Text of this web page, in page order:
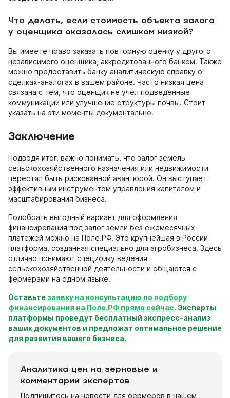
Что делать, если стоимость объекта залога
у оценщика оказалась слишком низкой?
Вы имеете право заказать повторную оценку у другого
независимого оценщика, аккредитованного банком. Также
можно предоставить банку аналитическую справку о
сделках-аналогах в вашем районе. Часто низкая цена
связана с тем, что оценщик не учел подведенные
коммуникации или улучшение структуры почвы. Стоит
указать на эти моменты документально.
Заключение
Подводя итог, важно понимать, что залог земель
сельскохозяйственного назначения или недвижимости
перестал быть рискованной авантюрой. Он выступает
эффективным инструментом управления капиталом и
масштабирования бизнеса.
Подобрать выгодный вариант для оформления
финансирования под залог земли без ежемесячных
платежей можно на Поле.РФ. Это крупнейшая в России
платформа, созданная специально для агробизнеса. Здесь
отлично понимают специфику ведения
сельскохозяйственной деятельности и общаются с
фермерами на одном языке.
Оставьте заявку на консультацию по подбору
финансирования на Поле.РФ прямо сейчас. Эксперты
платформы проведут бесплатный экспресс-анализ
ваших документов и предложат оптимальное решение
для развития вашего бизнеса.
Аналитика цен на зерновые и
комментарии экспертов
Подпишитесь на новости для фермеров в нашем